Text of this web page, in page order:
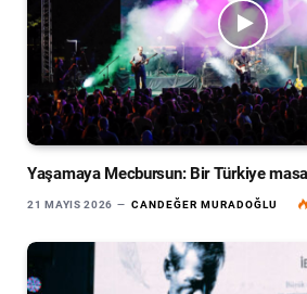
Yaşamaya Mecbursun: Bir Türkiye
21 MAYIS 2026 CANDEĞER MURADOĞLU